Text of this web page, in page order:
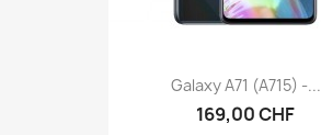
Galaxy A71 (A715) -...
169,00 CHF